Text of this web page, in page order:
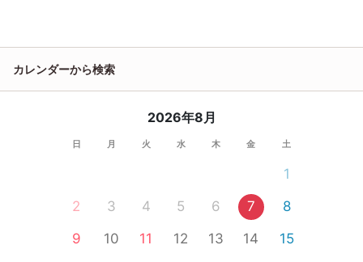
カレンダーから検索
2026年8月
日 月 火 水 木 金 土
1
2
3 4 5 6 7
8
9
10 11 12 13 14
15